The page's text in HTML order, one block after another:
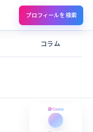
プロフィールを検索
コラム